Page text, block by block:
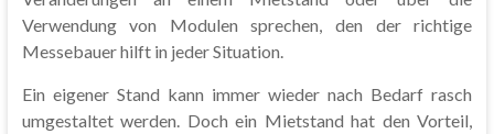
Verwendung von Modulen sprechen, den der richtige
Messebauer hilft in jeder Situation.
Ein eigener Stand kann immer wieder nach Bedarf rasch
umgestaltet werden. Doch ein Mietstand hat den Vorteil,